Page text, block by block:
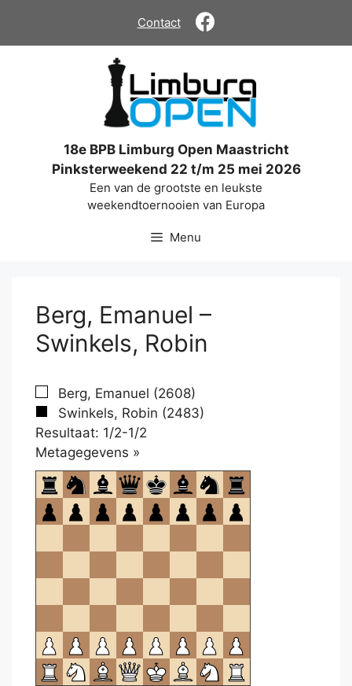
de
Contact
18e BPB Limburg Open Maastricht
Pinksterweekend 22 t/m 25 mei 2026
Een van de grootste en leukste
weekendtoernooien van Europa
Menu
Berg, Emanuel –
Swinkels, Robin
Berg, Emanuel (2608)
Swinkels, Robin (2483)
Resultaat: 1/2-1/2
Metagegevens »
om
te
openen.